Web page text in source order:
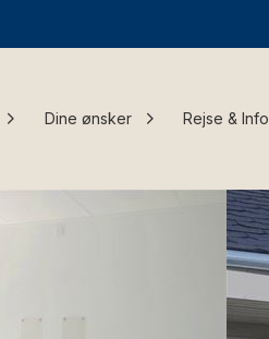
Dine ønsker Rejse & Info